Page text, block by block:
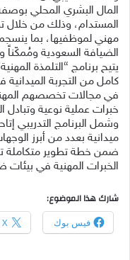
المال البشري المحلي
المستدام، وذلك من خلال
مهني لموظفيها، بما
الضيافة السعودية ومُمكّناً
يتيح برنامج “التلمذة
كامل من التجربة
في مجالات تخصصهم
خبرات عملية نوعية وتبادل
وشمل البرنامج التدريبي
ميدانية بعدد من أبرز
ضمن خطة تطوير متكاملة
الخبرات المهنية في
شارك هذا الموضوع:
فيس بوك X